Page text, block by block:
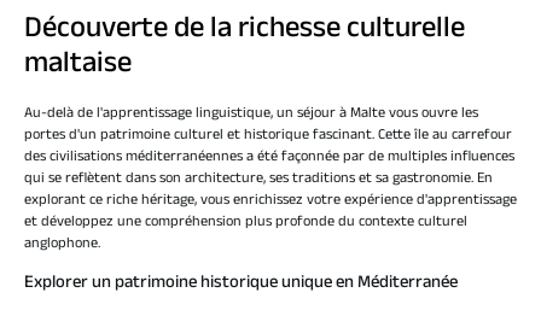
Découverte de la richesse culturelle
maltaise
Au-delà de l'apprentissage linguistique, un séjour à Malte vous ouvre les
portes d'un patrimoine culturel et historique fascinant. Cette île au carrefour
des civilisations méditerranéennes a été façonnée par de multiples influences
qui se reflètent dans son architecture, ses traditions et sa gastronomie. En
explorant ce riche héritage, vous enrichissez votre expérience d'apprentissage
et développez une compréhension plus profonde du contexte culturel
anglophone.
Explorer un patrimoine historique unique en Méditerranée